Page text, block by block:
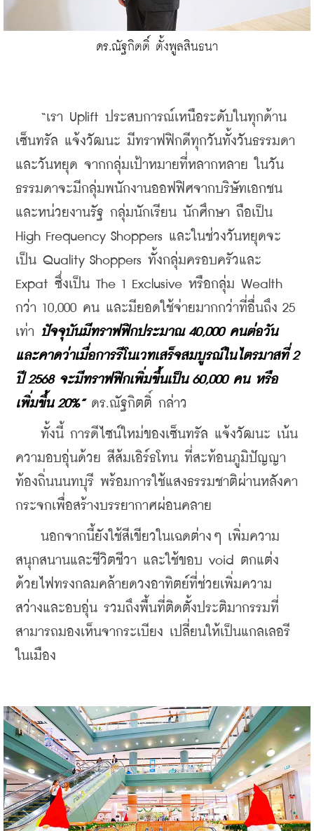
ดร.ณัฐกิตติ์ ตั้งพูลสินธนา
“เรา Uplift ประสบการณ์เหนือระดับในทุกด้าน
เซ็นทรัล แจ้งวัฒนะ มีทราฟฟิกดีทุกวันทั้งวันธรรมดา
และวันหยุด จากกลุ่มเป้าหมายที่หลากหลาย ในวัน
ธรรมดาจะมีกลุ่มพนักงานออฟฟิศจากบริษัทเอกชน
และหน่วยงานรัฐ กลุ่มนักเรียน นักศึกษา ถือเป็น
High Frequency Shoppers และในช่วงวันหยุดจะ
เป็น Quality Shoppers ทั้งกลุ่มครอบครัวและ
Expat ซึ่งเป็น The 1 Exclusive หรือกลุ่ม Wealth
กว่า 10,000 คน และมียอดใช้จ่ายมากกว่าที่อื่นถึง 25
เท่า
ปัจจุบันมีทราฟฟิกประมาณ 40,000 คนต่อวัน
และคาดว่าเมื่อการรีโนเวทเสร็จสมบูรณ์ในไตรมาสที่ 2
ปี 2568 จะมีทราฟฟิกเพิ่มขึ้นเป็น 60,000 คน หรือ
เพิ่มขึ้น 20%” ดร.ณัฐกิตติ์ กล่าว
ทั้งนี้ การดีไซน์ใหม่ของเซ็นทรัล แจ้งวัฒนะ เน้น
ความอบอุ่นด้วย สีส้มเอิร์ธโทน ที่สะท้อนภูมิปัญญา
ท้องถิ่นนนทบุรี พร้อมการใช้แสงธรรมชาติผ่านหลังคา
กระจกเพื่อสร้างบรรยากาศผ่อนคลาย
นอกจากนี้ยังใช้สีเขียวในเฉดต่างๆ เพิ่มความ
สนุกสนานและชีวิตชีวา และใช้ขอบ void ตกแต่ง
ด้วยไฟทรงกลมคล้ายดวงอาทิตย์ที่ช่วยเพิ่มความ
สว่างและอบอุ่น รวมถึงพื้นที่ติดตั้งประติมากรรมที่
สามารถมองเห็นจากระเบียง เปลี่ยนให้เป็นแกลเลอรี
ในเมือง